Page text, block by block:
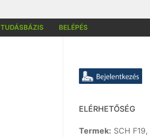
TUDÁSBÁZIS BELÉPÉS
ELÉRHETŐSÉG
Termek: SCH